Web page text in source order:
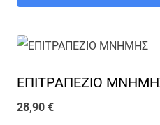
ΕΠΙΤΡΑΠΕΖΙΟ
28,90 €